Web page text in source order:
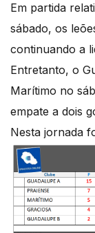
Em partida
sábado, os
continuando a
Entretanto, o
Marítimo no
empate a dois
Nesta jornada